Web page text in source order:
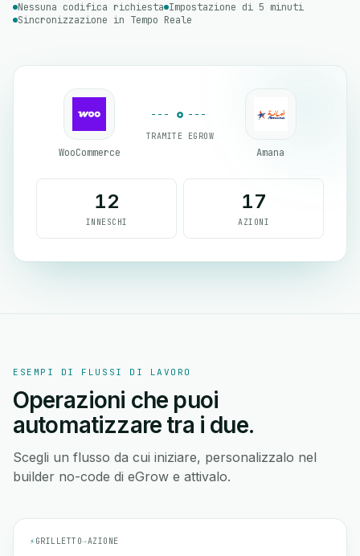
Nessuna codifica richiesta Impostazione di 5 minuti
Sincronizzazione in Tempo Reale
WooCommerce
TRAMITE EGROW
Amana
12
INNESCHI
17
AZIONI
ESEMPI DI FLUSSI DI LAVORO
Operazioni che puoi
automatizzare tra i due.
Scegli un flusso da cui iniziare, personalizzalo nel
builder no-code di eGrow e attivalo.
⚡ GRILLETTO→AZIONE